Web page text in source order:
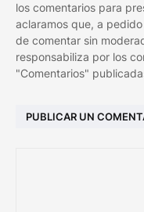
los comentarios para
aclaramos que, a
de comentar sin
responsabiliza por los
"Comentarios"
PUBLICAR UN